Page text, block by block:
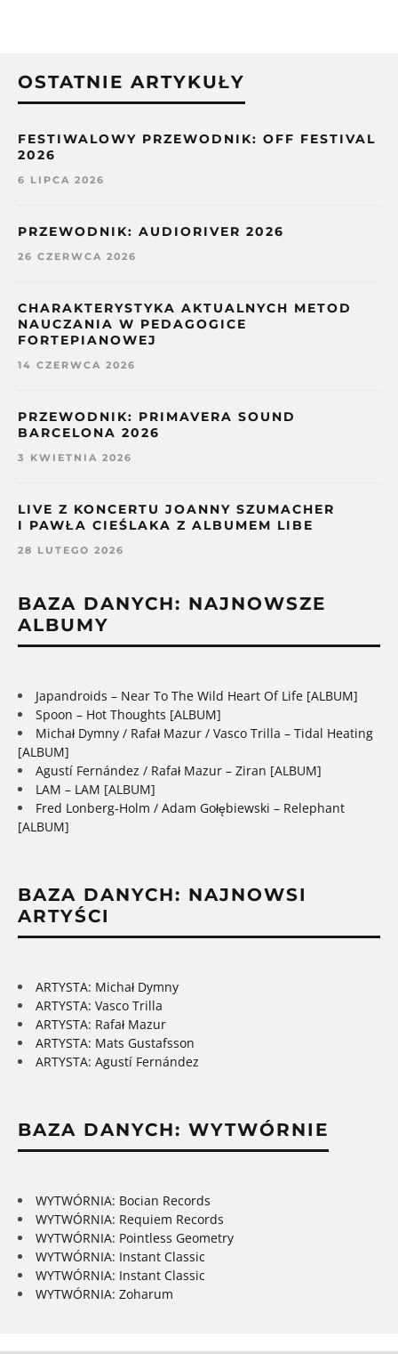
OSTATNIE ARTYKUŁY
FESTIWALOWY PRZEWODNIK: OFF FESTIVAL
2026
6 LIPCA 2026
PRZEWODNIK: AUDIORIVER 2026
26 CZERWCA 2026
CHARAKTERYSTYKA AKTUALNYCH METOD
NAUCZANIA W PEDAGOGICE
FORTEPIANOWEJ
14 CZERWCA 2026
PRZEWODNIK: PRIMAVERA SOUND
BARCELONA 2026
3 KWIETNIA 2026
LIVE Z KONCERTU JOANNY SZUMACHER
I PAWŁA CIEŚLAKA Z ALBUMEM LIBE
28 LUTEGO 2026
BAZA DANYCH: NAJNOWSZE
ALBUMY
Japandroids – Near To The Wild Heart Of Life [ALBUM]
Spoon – Hot Thoughts [ALBUM]
Michał Dymny / Rafał Mazur / Vasco Trilla – Tidal Heating
[ALBUM]
Agustí Fernández / Rafał Mazur – Ziran [ALBUM]
LAM – LAM [ALBUM]
Fred Lonberg-Holm / Adam Gołębiewski – Relephant
[ALBUM]
BAZA DANYCH: NAJNOWSI
ARTYŚCI
ARTYSTA: Michał Dymny
ARTYSTA: Vasco Trilla
ARTYSTA: Rafał Mazur
ARTYSTA: Mats Gustafsson
ARTYSTA: Agustí Fernández
BAZA DANYCH: WYTWÓRNIE
WYTWÓRNIA: Bocian Records
WYTWÓRNIA: Requiem Records
WYTWÓRNIA: Pointless Geometry
WYTWÓRNIA: Instant Classic
WYTWÓRNIA: Instant Classic
WYTWÓRNIA: Zoharum